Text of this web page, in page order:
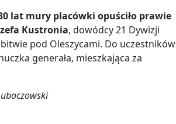
lat mury placówki opuściło prawie
Kustronia, dowódcy 21 Dywizji
pod Oleszycami. Do uczestników
generała, mieszkająca za